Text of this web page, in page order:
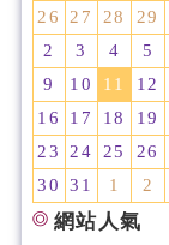
26 27 28 29
2
3 4 5
9
10 11 12
16
17 18 19
23
24 25 26
30
31 1 2
網站人氣